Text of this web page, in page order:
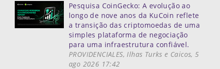
Pesquisa CoinGecko: A evolução ao
longo de nove anos da KuCoin reflete
a transição das criptomoedas de uma
simples plataforma de negociação
para uma infraestrutura confiável.
PROVIDENCIALES, Ilhas Turks e Caicos, 5
ago 2026 17:42